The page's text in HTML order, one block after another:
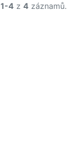
1-4 z 4 záznamů.